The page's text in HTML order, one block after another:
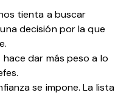
tienta a buscar
decisión por la que
dar más peso a lo
se impone. La lista